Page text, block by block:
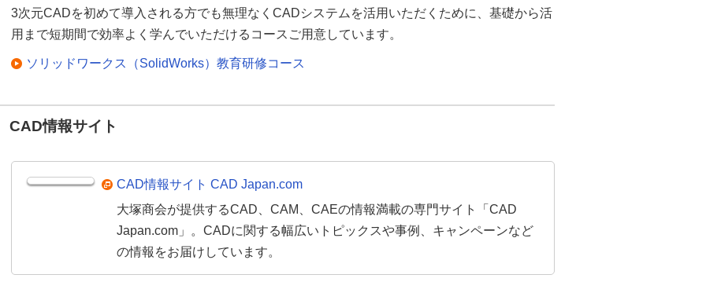
3次元CADを初めて導入される方でも無理なくCADシステムを活用いただくために、基礎から活
用まで短期間で効率よく学んでいただけるコースご用意しています。
ソリッドワークス（SolidWorks）教育研修コース
CAD情報サイト
CAD情報サイト CAD Japan.com
大塚商会が提供するCAD、CAM、CAEの情報満載の専門サイト「CAD
Japan.com」。CADに関する幅広いトピックスや事例、キャンペーンなど
の情報をお届けしています。